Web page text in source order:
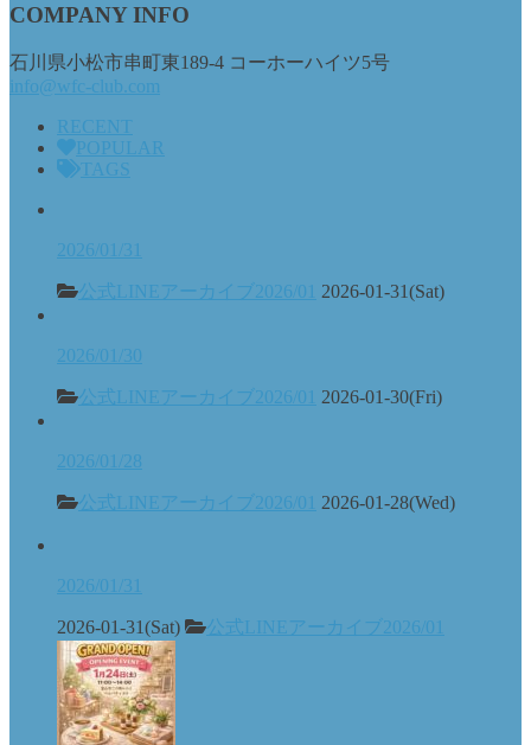
COMPANY INFO
石川県小松市串町東189-4 コーホーハイツ5号
info@wfc-club.com
RECENT
POPULAR
TAGS
2026/01/31
公式LINEアーカイブ2026/01 2026-01-31(Sat)
2026/01/30
公式LINEアーカイブ2026/01 2026-01-30(Fri)
2026/01/28
公式LINEアーカイブ2026/01 2026-01-28(Wed)
2026/01/31
2026-01-31(Sat) 公式LINEアーカイブ2026/01